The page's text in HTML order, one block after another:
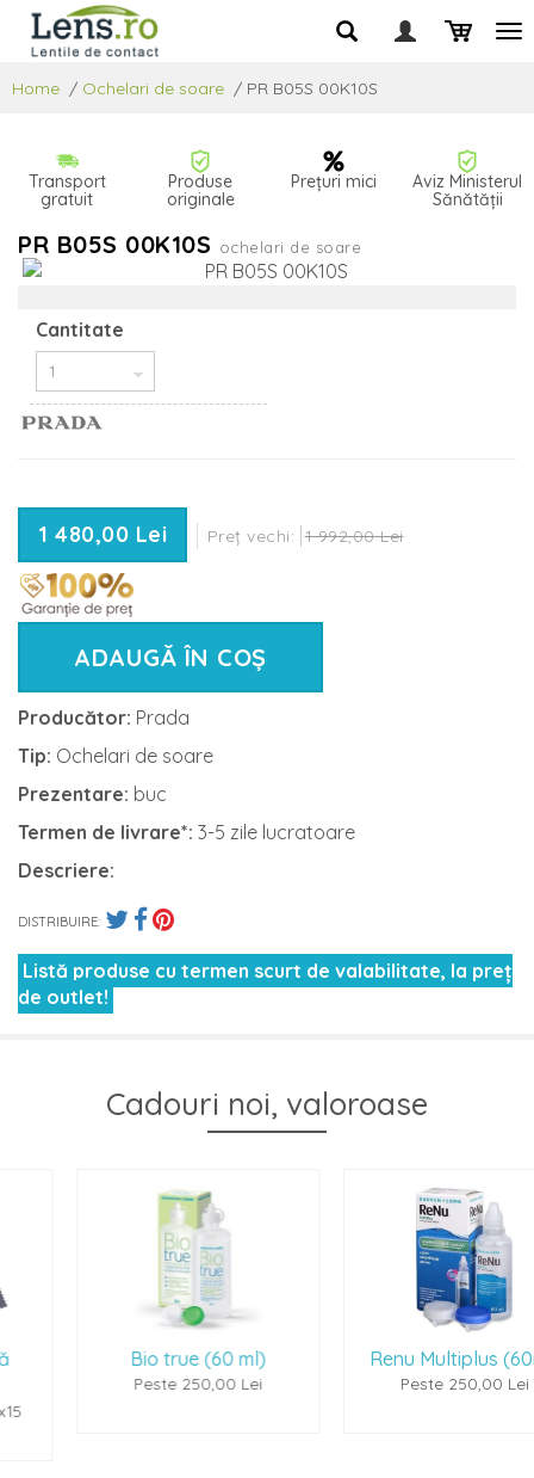
Home / Ochelari de soare / PR B05S 00K10S
Transport
gratuit
Produse
originale
Prețuri mici
Aviz Ministerul
Sănătății
PR B05S 00K10S ochelari de soare
Cantitate
1 480,00 Lei Preț vechi: 1 992,00 Lei
ADAUGĂ ÎN COȘ
Producător: Prada
Tip: Ochelari de soare
Prezentare: buc
Termen de livrare*: 3-5 zile lucratoare
Descriere:
DISTRIBUIRE:
Listă produse cu termen scurt de valabilitate, la preț
de outlet!
Cadouri noi, valoroase
Bio true (60 ml)
Peste 250,00 Lei
Renu Multiplus (60ml)
Peste 250,00 Lei